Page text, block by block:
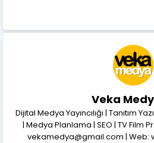
Veka
Dijital Medya Yayıncılığı | Tanıtım
| Medya Planlama | SEO | TV Film
vekamedya@gmail.com | Web: